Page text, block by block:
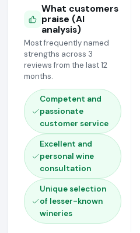
What customers
praise (AI
analysis)
Most frequently named
strengths across 3
reviews from the last 12
months.
Competent and
passionate
customer service
Excellent and
personal wine
consultation
Unique selection
of lesser-known
wineries